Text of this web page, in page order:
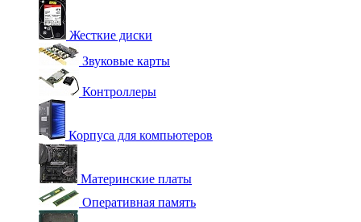
Жесткие диски
Звуковые карты
Контроллеры
Корпуса для компьютеров
Материнские платы
Оперативная память